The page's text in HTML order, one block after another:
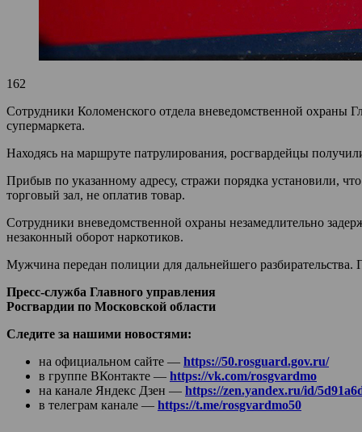
162
Сотрудники Коломенского отдела вневедомственной охраны
супермаркета.
Находясь на маршруте патрулирования, росгвардейцы
Прибыв по указанному адресу, стражи порядка установили,
торговый зал, не оплатив товар.
Сотрудники вневедомственной охраны незамедлительно
незаконный оборот наркотиков.
Мужчина передан полиции для дальнейшего разбирательства.
Пресс-служба Главного управления
Росгвардии по Московской области
Следите за нашими новостями:
на официальном сайте — https://50.rosguard.gov.ru/
в группе ВКонтакте — https://vk.com/rosgvardmo
на канале Яндекс Дзен — https://zen.yandex.ru/id/
в телеграм канале — https://t.me/rosgvardmo50